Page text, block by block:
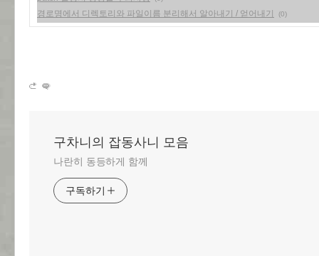
경로명에서 디렉토리와 파일이름 분리해서 알아내기 / 얻어내기 (0)
구차니의 잡동사니 모음
나란히 동등하게 함께
구독하기